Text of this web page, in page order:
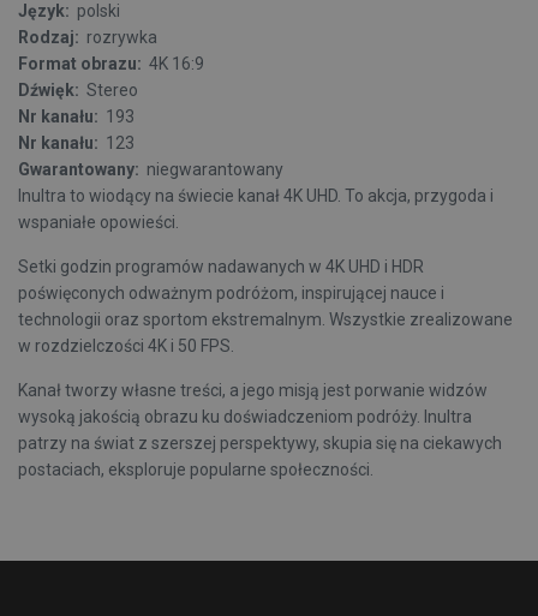
Język: polski
Rodzaj: rozrywka
Format obrazu: 4K 16:9
Dźwięk: Stereo
Nr kanału: 193
Nr kanału: 123
Gwarantowany: niegwarantowany
Inultra to wiodący na świecie kanał 4K UHD. To akcja, przygoda i
wspaniałe opowieści.
Setki godzin programów nadawanych w 4K UHD i HDR
poświęconych odważnym podróżom, inspirującej nauce i
technologii oraz sportom ekstremalnym. Wszystkie zrealizowane
w rozdzielczości 4K i 50 FPS.
Kanał tworzy własne treści, a jego misją jest porwanie widzów
wysoką jakością obrazu ku doświadczeniom podróży. Inultra
patrzy na świat z szerszej perspektywy, skupia się na ciekawych
postaciach, eksploruje popularne społeczności.